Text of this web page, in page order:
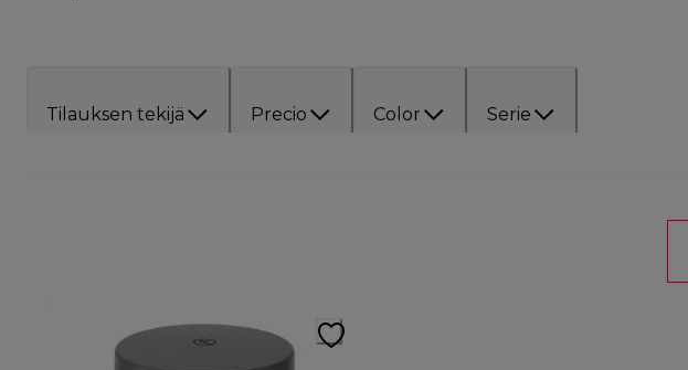
Tilauksen tekijä Precio Color Serie